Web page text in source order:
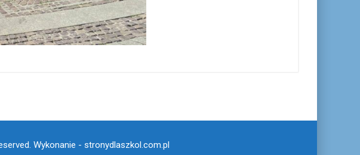
Wykonanie - stronydlaszkol.com.pl